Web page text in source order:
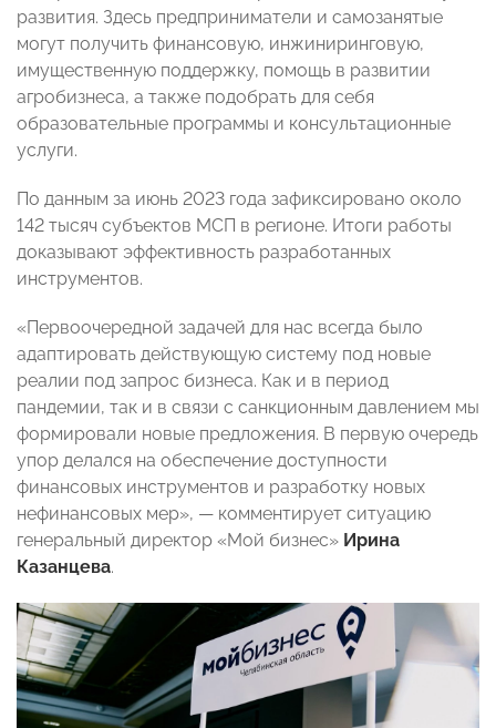
развития. Здесь предприниматели и самозанятые
могут получить финансовую, инжиниринговую,
имущественную поддержку, помощь в развитии
агробизнеса, а также подобрать для себя
образовательные программы и консультационные
услуги.
По данным за июнь 2023 года зафиксировано около
142 тысяч субъектов МСП в регионе. Итоги работы
доказывают эффективность разработанных
инструментов.
«Первоочередной задачей для нас всегда было
адаптировать действующую систему под новые
реалии под запрос бизнеса. Как и в период
пандемии, так и в связи с санкционным давлением мы
формировали новые предложения. В первую очередь
упор делался на обеспечение доступности
финансовых инструментов и разработку новых
нефинансовых мер», — комментирует ситуацию
генеральный директор «Мой бизнес» Ирина
Казанцева.